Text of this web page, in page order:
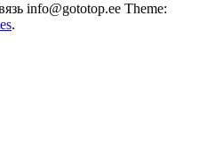
info@gototop.ee Theme:
.